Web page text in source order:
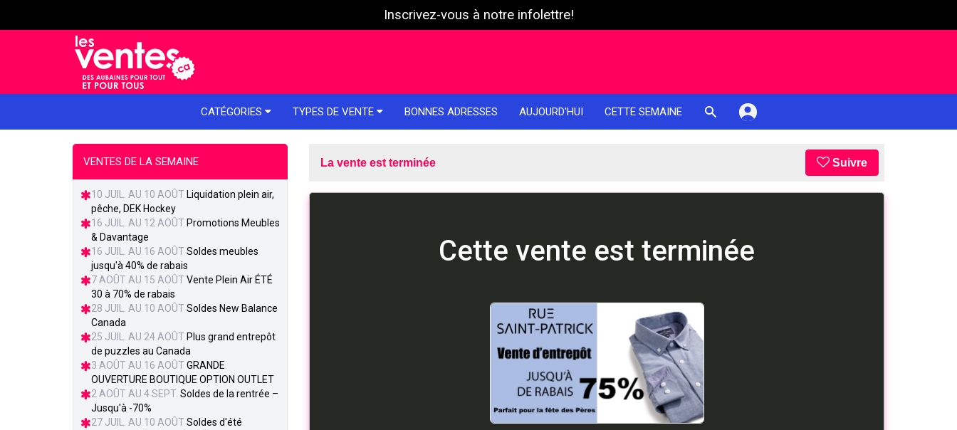
Inscrivez-vous à notre infolettre!
CATÉGORIES TYPES DE VENTE BONNES ADRESSES AUJOURD'HUI CETTE SEMAINE
La vente est terminée Suivre
Cette vente est terminée
VENTES DE LA SEMAINE
10 JUIL. AU 10 AOÛT Liquidation plein air,
pêche, DEK Hockey
16 JUIL. AU 12 AOÛT Promotions Meubles
& Davantage
16 JUIL. AU 16 AOÛT Soldes meubles
jusqu'à 40% de rabais
7 AOÛT AU 15 AOÛT Vente Plein Air ÉTÉ
30 à 70% de rabais
28 JUIL. AU 10 AOÛT Soldes New Balance
Canada
25 JUIL. AU 24 AOÛT Plus grand entrepôt
de puzzles au Canada
3 AOÛT AU 16 AOÛT GRANDE
OUVERTURE BOUTIQUE OPTION OUTLET
2 AOÛT AU 4 SEPT. Soldes de la rentrée –
Jusqu'à -70%
27 JUIL. AU 10 AOÛT Soldes d'été